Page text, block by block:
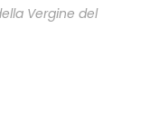
Vergine del